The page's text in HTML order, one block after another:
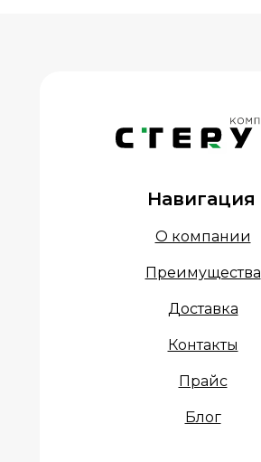
О компании
Преимущества
Доставка
Контакты
Прайс
Блог
Навигация